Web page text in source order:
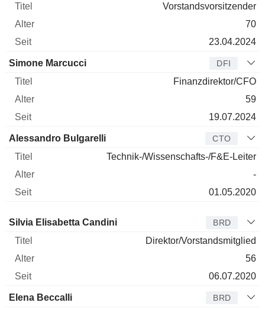
Vorstandsvorsitzender
70
23.04.2024
Simone Marcucci DFI
Finanzdirektor/CFO
59
19.07.2024
Alessandro Bulgarelli CTO
Technik-/Wissenschafts-/F&E-Leiter
-
01.05.2020
Verwaltungsratsmitglied Titel
Silvia Elisabetta Candini BRD
Direktor/Vorstandsmitglied
56
06.07.2020
Elena Beccalli BRD